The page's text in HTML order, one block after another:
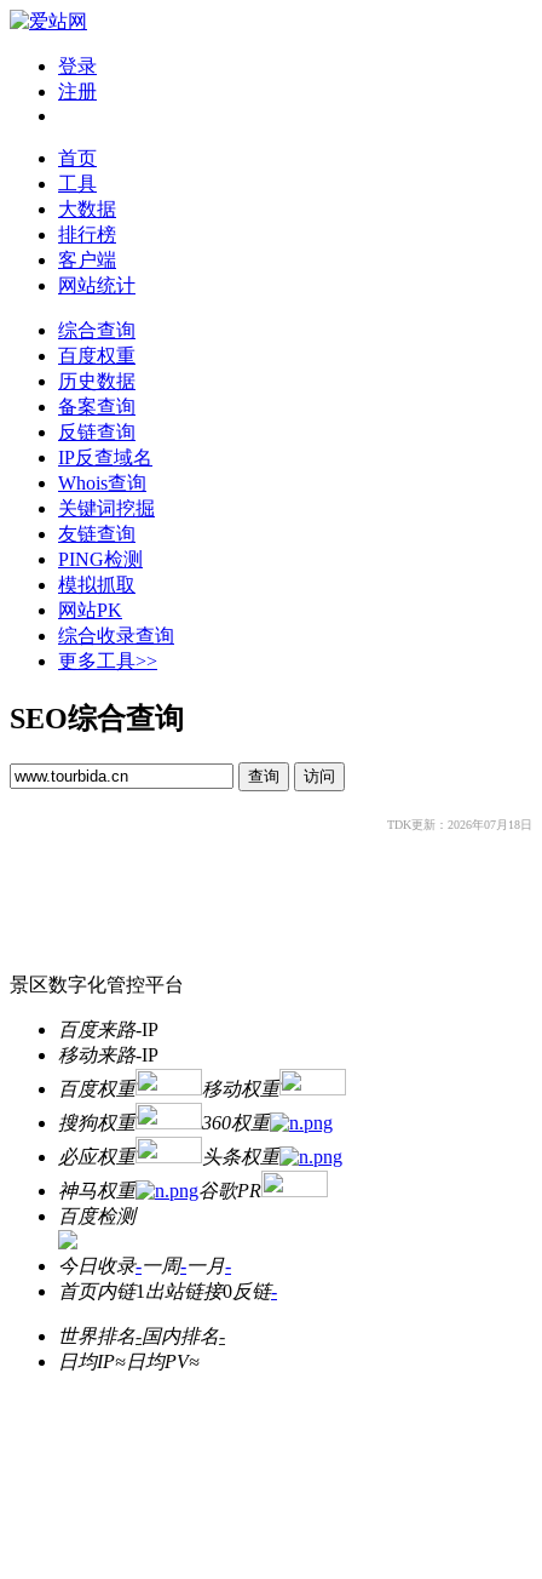
登录
注册
首页
工具
大数据
排行榜
客户端
网站统计
综合查询
百度权重
历史数据
备案查询
反链查询
IP反查域名
Whois查询
关键词挖掘
友链查询
PING检测
模拟抓取
网站PK
综合收录查询
更多工具>>
SEO综合查询
TDK更新：2026年07月18日
景区数字化管控平台
百度来路-IP
移动来路-IP
百度权重
移动权重
搜狗权重
360权重
必应权重
头条权重
神马权重
谷歌PR
百度检测
今日收录-一周-一月-
首页内链1 出站链接0反链-
世界排名-国内排名-
日均IP≈日均PV≈